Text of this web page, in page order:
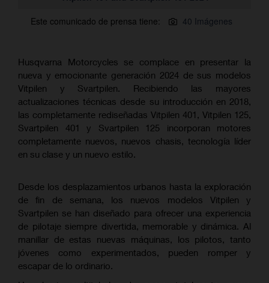
Este comunicado de prensa tiene:
40 Imágenes
Husqvarna Motorcycles se complace en presentar la
nueva y emocionante generación 2024 de sus modelos
Vitpilen y Svartpilen. Recibiendo las mayores
actualizaciones técnicas desde su introducción en 2018,
las completamente rediseñadas Vitpilen 401, Vitpilen 125,
Svartpilen 401 y Svartpilen 125 incorporan motores
completamente nuevos, nuevos chasis, tecnología líder
en su clase y un nuevo estilo.
Desde los desplazamientos urbanos hasta la exploración
de fin de semana, los nuevos modelos Vitpilen y
Svartpilen se han diseñado para ofrecer una experiencia
de pilotaje siempre divertida, memorable y dinámica. Al
manillar de estas nuevas máquinas, los pilotos, tanto
jóvenes como experimentados, pueden romper y
escapar de lo ordinario.